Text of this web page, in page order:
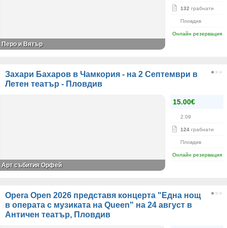
132 грабнати
Пловдив
Онлайн резервация
Перо и Вятър
Захари Бахаров в Чамкория - на 2 Септември в
Летен театър - Пловдив
15.00€
2.09
124 грабнати
Пловдив
Онлайн резервация
Арт събития Орфей
Opera Open 2026 представя концерта "Една нощ
в операта с музиката на Queen" на 24 август в
Античен театър, Пловдив